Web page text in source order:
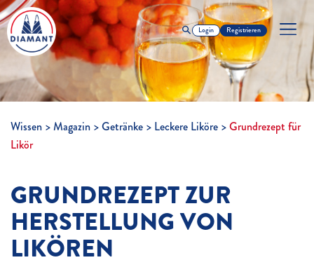
Login Registrieren
Wissen Magazin Getränke Leckere Liköre
Grundrezept für
Likör
GRUNDREZEPT ZUR
HERSTELLUNG VON
LIKÖREN